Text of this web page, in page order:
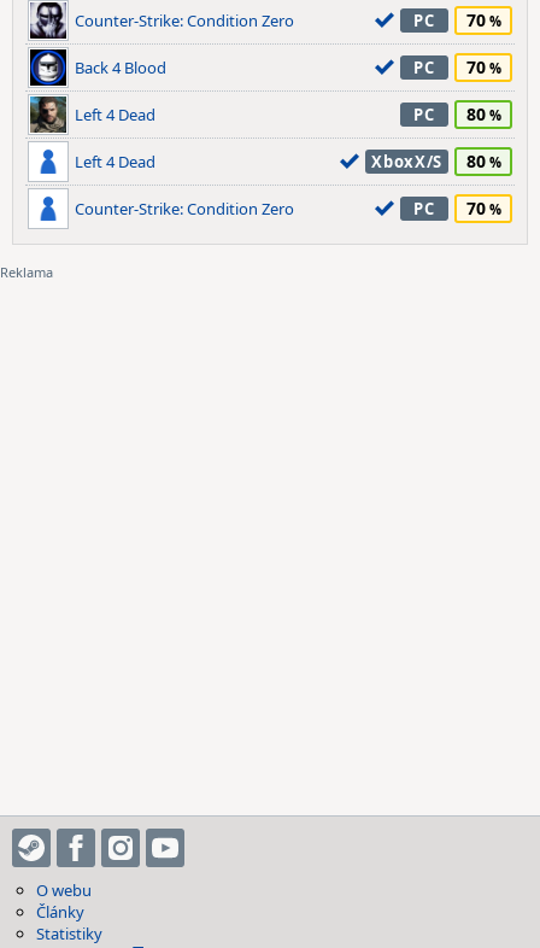
Counter-Strike: Condition Zero PC 70
Back 4 Blood PC 70
Left 4 Dead PC 80
Left 4 Dead XboxX/S 80
Counter-Strike: Condition Zero PC 70
O webu
Články
Statistiky